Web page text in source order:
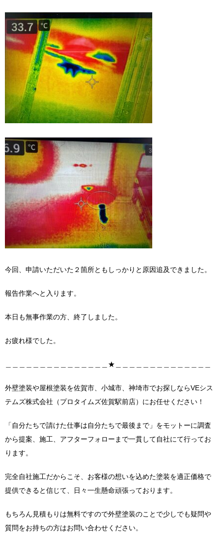
今回、申請いただいた２箇所ともしっかりと原因追及できました。
報告作業へと入ります。
本日も無事作業の方、終了しました。
お疲れ様でした。
＿＿＿＿＿＿＿＿＿＿＿＿＿＿＿★＿＿＿＿＿＿＿＿＿＿＿＿＿＿
外壁塗装や屋根塗装を佐賀市、小城市、神埼市でお探しならVEシス
テムズ株式会社（プロタイムズ佐賀駅前店）にお任せください！
「自分たちで請けた仕事は自分たちで最後まで」をモットーに調査
から提案、施工、アフターフォローまで一貫して自社にて行ってお
ります。
完全自社施工だからこそ、お客様の想いを込めた塗装を適正価格で
提供できると信じて、日々一生懸命頑張っております。
もちろん見積もりは無料ですので外壁塗装のことで少しでも疑問や
質問をお持ちの方はお問い合わせください。